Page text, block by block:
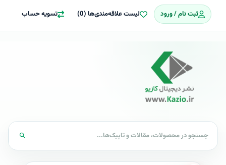
ثبت نام / ورود لیست علاقه‌مندی‌ها (0) تسویه حساب